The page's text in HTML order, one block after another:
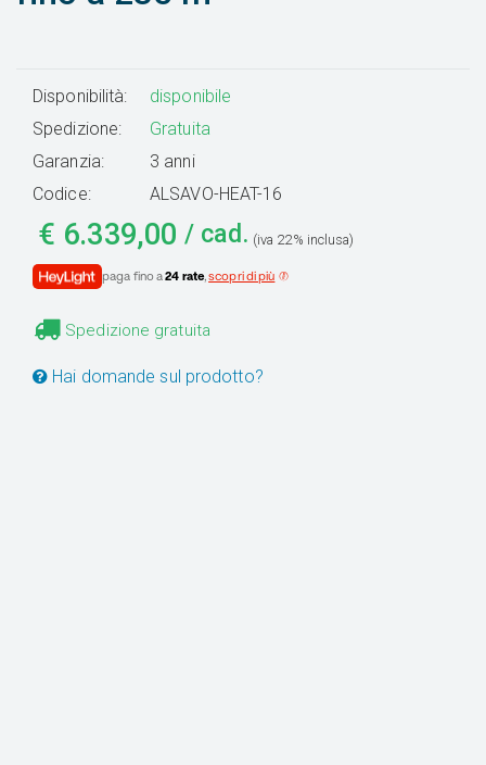
Disponibilità:
disponibile
Spedizione:
Gratuita
Garanzia:
3 anni
Codice:
ALSAVO-HEAT-16
€ 6.339,00 / cad. (iva 22% inclusa)
paga fino a24 rate,scopri di più
Spedizione gratuita
Hai domande sul prodotto?